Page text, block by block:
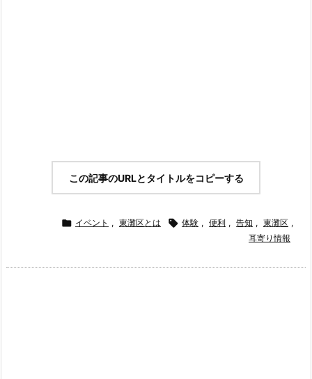
この記事のURLとタイトルをコピーする
 イベント , 東灘区とは  体験 , 便利 , 告知 , 東灘区 ,
耳寄り情報